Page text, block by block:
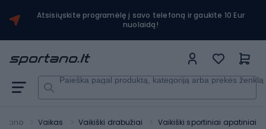
Atsisiųskite programėlę į savo telefoną ir gaukite 10 Eur
nuolaidą!
Paieška pagal produktą, kategoriją arba prekės ženklą
Vaikas Vaikiški drabužiai Vaikiški sportiniai apatiniai